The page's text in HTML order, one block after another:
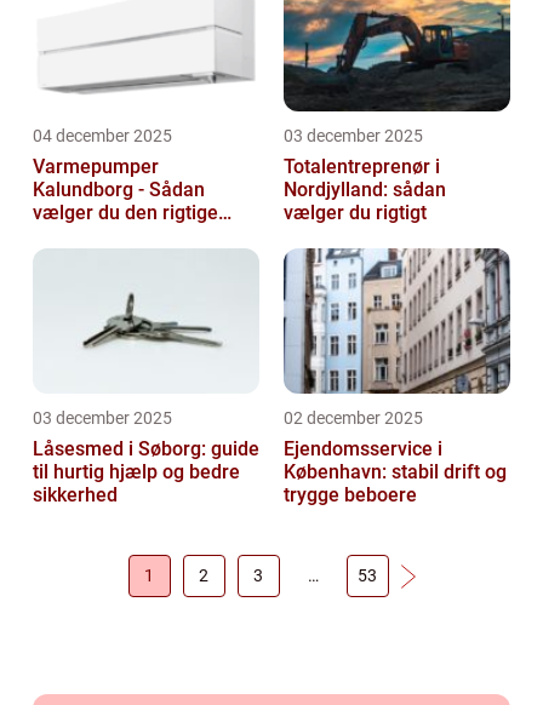
04 december 2025
Varmepumper
Kalundborg - Sådan
vælger du den rigtige
03 december 2025
Totalentreprenør i
Nordjylland: sådan
vælger du rigtigt
03 december 2025
Låsesmed i Søborg: guide
til hurtig hjælp og bedre
sikkerhed
02 december 2025
Ejendomsservice i
København: stabil drift og
trygge beboere
1 2 3 … 53